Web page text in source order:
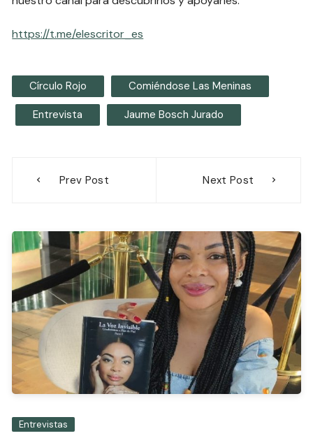
https://t.me/elescritor_es
Círculo Rojo Comiéndose Las Meninas
Entrevista Jaume Bosch Jurado
Prev Post Next Post
Entrevistas